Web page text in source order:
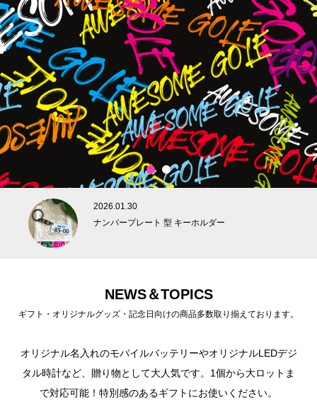
1 2
2026.01.30
ナンバープレート 型 キーホルダー
NEWS＆TOPICS
ギフト・オリジナルグッズ・記念日向けの商品多数取り揃えております。
オリジナル名入れのモバイルバッテリーやオリジナルLEDデジ
タル時計など、贈り物として大人気です。1個から大ロットま
で対応可能！特別感のあるギフトにお使いください。